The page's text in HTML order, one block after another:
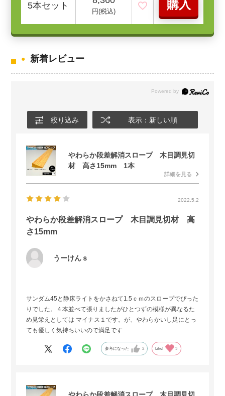
5本セット
円(税込)
購入
新着レビュー
絞り込み 表示：新しい順
やわらか段差解消スロープ 木目調見切
材 高さ15mm 1本
詳細を見る
2022.5.2
やわらか段差解消スロープ 木目調見切材 高
さ15mm
うーけんｓ
サンダム45と静床ライトをかさねて1.5ｃｍのスロープでぴった
りでした。４本並べて張りましたがひとつずの模様が異なるた
め見栄えとしては マイナス１です。が、やわらかいし足にとっ
ても優しく気持ちいいので満足です
参考になった 2 Like! 3
やわらか段差解消スロープ 木目調見切